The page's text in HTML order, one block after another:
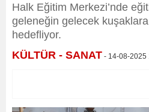
Halk Eğitim Merkezi’nde
geleneğin gelecek kuşaklara
hedefliyor.
KÜLTÜR - SANAT - 14-08-2025